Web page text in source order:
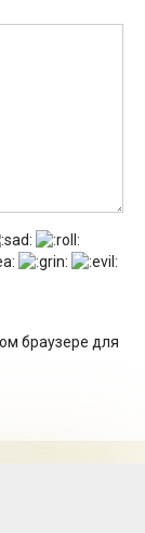
браузере для